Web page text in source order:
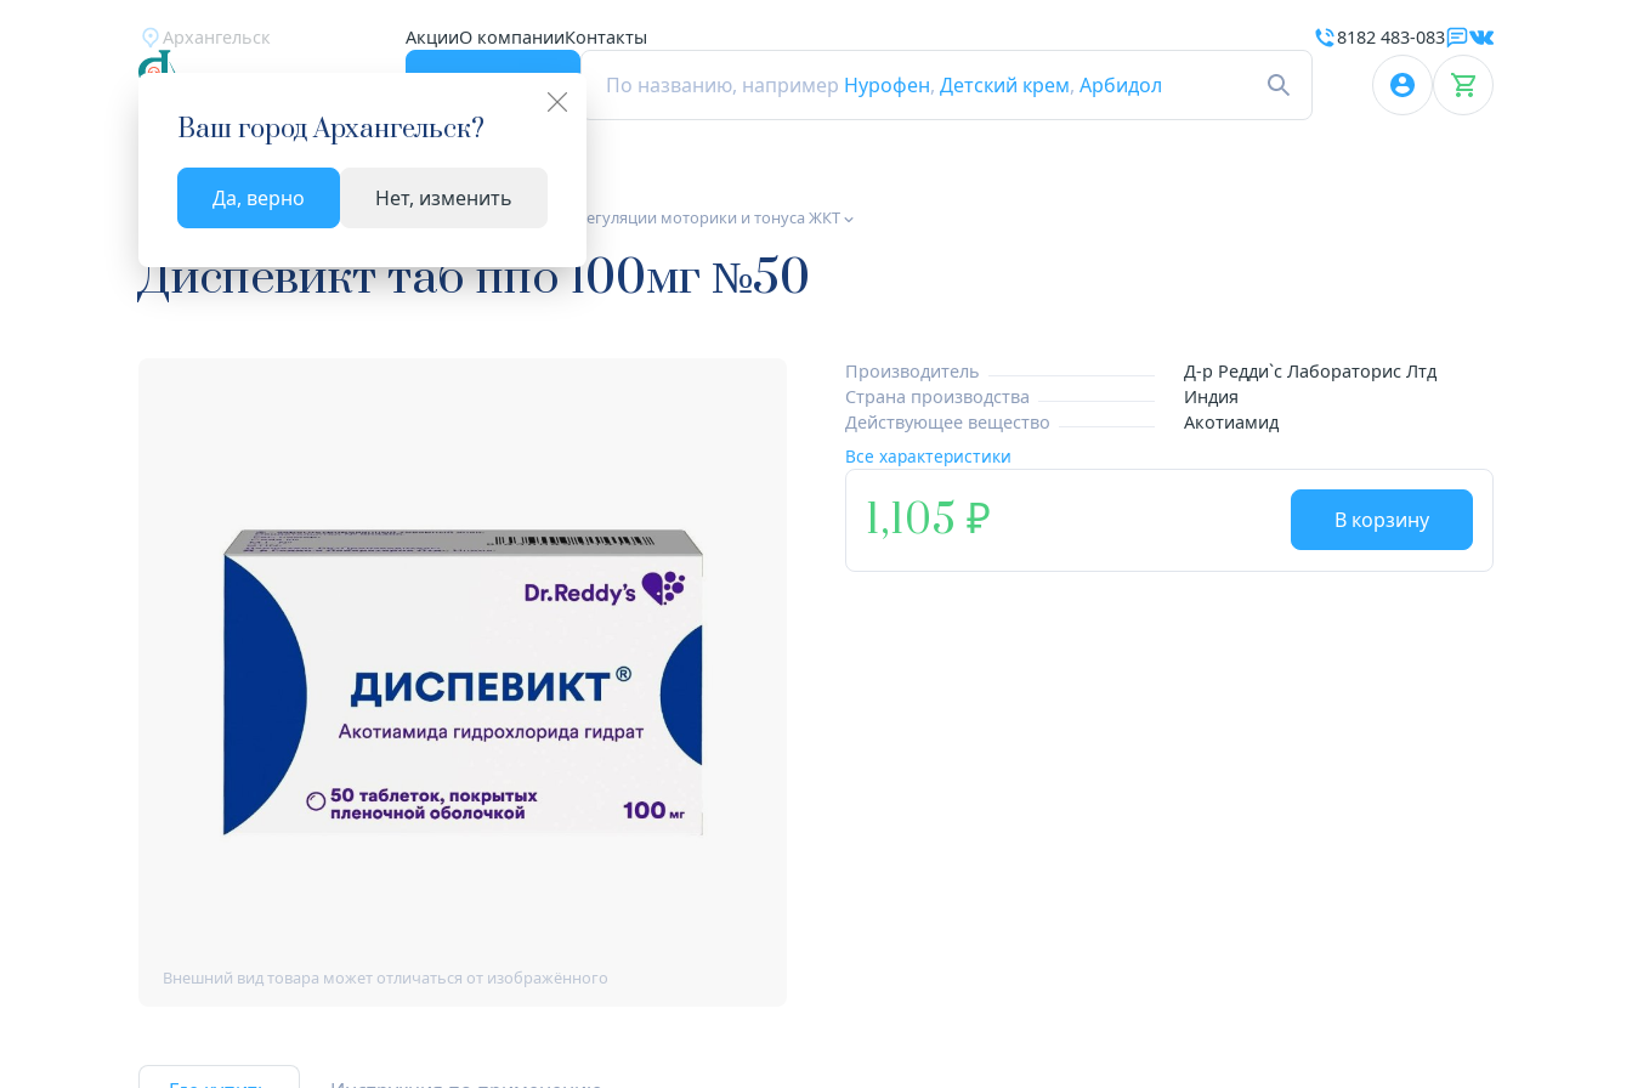
Архангельск АкцииО компанииКонтакты
По названию, например Нурофен, Детский крем, Арбидол
Ваш городАрхангельск?
Да, верно Нет, изменить
8182 483-083
Главная Каталог Лекарства и БАД Средства для регуляции моторики и тонуса ЖКТ
Диспевикт таб ппо 100мг №50
Производитель
Д-р Редди`с Лабораторис Лтд
Страна производства
Индия
Действующее вещество
Акотиамид
Все характеристики
1,105 В корзину